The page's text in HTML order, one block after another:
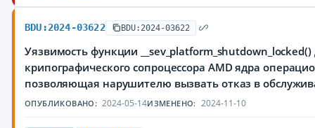
BDU:2024-03622 BDU:2024-03622
Уязвимость функции
крипографического сопроцессора AMD ядра
позволяющая нарушителю вызвать отказ в
ОПУБЛИКОВАНО: 2024-05-14ИЗМЕНЕНО: 2024-11-10